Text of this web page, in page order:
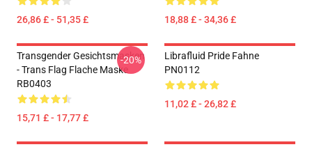
26,86 £ - 51,35 £ 18,88 £ - 34,36 £
Transgender Gesichtsmasken
- Trans Flag Flache Maske
RB0403
15,71 £ - 17,77 £
-20%
Librafluid Pride Fahne
PN0112
11,02 £ - 26,82 £